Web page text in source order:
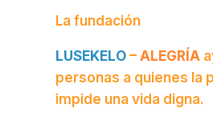
La fundación
LUSEKELO –ALEGRÍA
personas a quienes la
impide una vida digna.